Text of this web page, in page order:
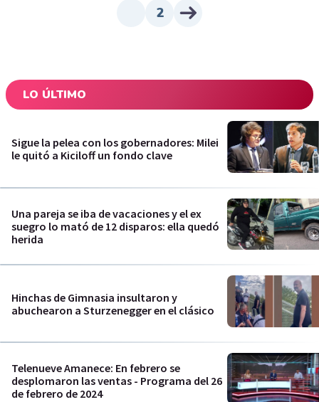
2
LO ÚLTIMO
Sigue la pelea con los gobernadores: Milei
le quitó a Kiciloff un fondo clave
Una pareja se iba de vacaciones y el ex
suegro lo mató de 12 disparos: ella quedó
herida
Hinchas de Gimnasia insultaron y
abuchearon a Sturzenegger en el clásico
Telenueve Amanece: En febrero se
desplomaron las ventas - Programa del 26
de febrero de 2024